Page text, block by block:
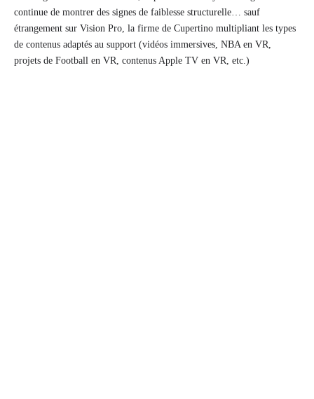
continue de montrer des signes de faiblesse structurelle… sauf
étrangement sur Vision Pro, la firme de Cupertino multipliant les types
de contenus adaptés au support (vidéos immersives, NBA en VR,
projets de Football en VR, contenus Apple TV en VR, etc.)